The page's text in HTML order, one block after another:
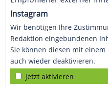
Instagram
Wir benötigen Ihre
Redaktion eingebundenen
Sie können diesen mit
auch wieder deaktivieren.
jetzt aktivieren